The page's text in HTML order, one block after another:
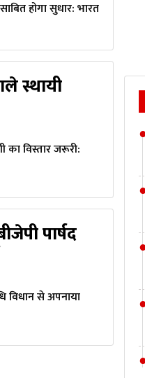
होगा सुधार: भारत
स्थायी
का विस्तार जरूरी:
पार्षद
विधान से अपनाया